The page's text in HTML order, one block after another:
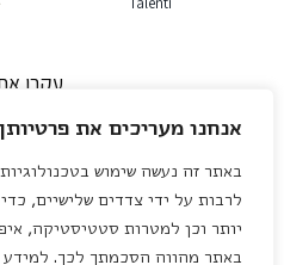
אנחנו מעריכים את
לרבות על ידי צדדים שלישיים,
יותר וכן למטרות סטטיסטיקה,
באתר מהווה הסכמתך לכך. למידע
עקבו